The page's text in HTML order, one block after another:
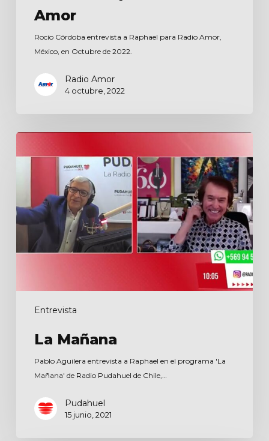
Amor
Rocío Córdoba entrevista a Raphael para Radio Amor,
México, en Octubre de 2022.
Radio Amor
4 octubre, 2022
Entrevista
La
La Mañana
Pablo Aguilera entrevista a Raphael en el programa 'La
Mañana' de Radio Pudahuel de Chile,…
Pudahuel
15 junio, 2021